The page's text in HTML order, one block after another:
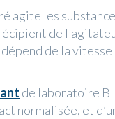
agite les
de
de la
de laboratoire
normalisée, et